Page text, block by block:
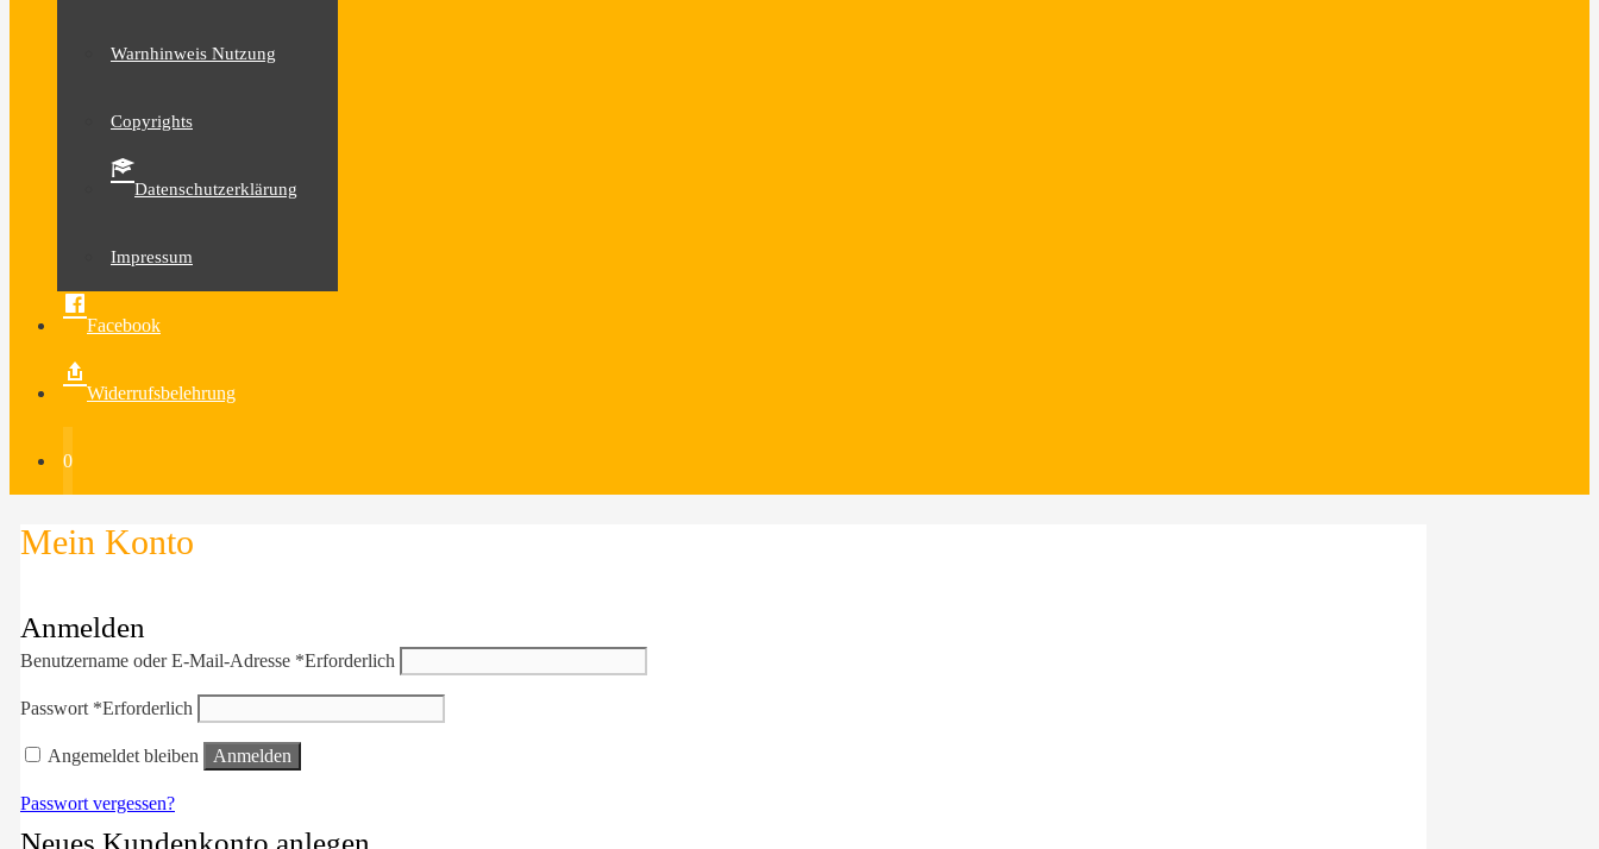
Warnhinweis Nutzung
Copyrights
Datenschutzerklärung
Impressum
Facebook
Widerrufsbelehrung
0
Mein Konto
Anmelden
Benutzername oder E-Mail-Adresse *Erforderlich
Passwort *Erforderlich
Angemeldet bleiben Anmelden
Passwort vergessen?